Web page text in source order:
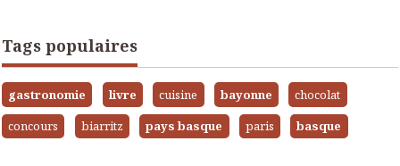
Tags populaires
gastronomie livre cuisine bayonne
chocolat
concours
biarritz pays basque paris basque